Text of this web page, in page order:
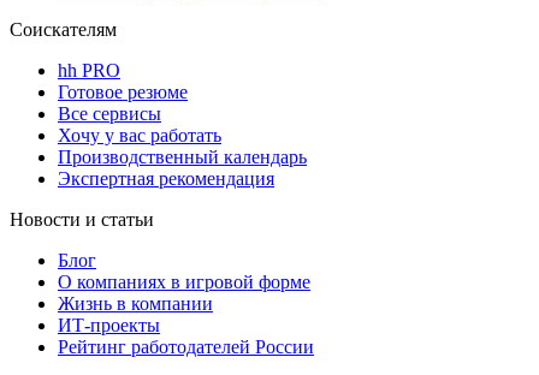
Соискателям
hh PRO
Готовое резюме
Все сервисы
Хочу у вас работать
Производственный календарь
Экспертная рекомендация
Новости и статьи
Блог
О компаниях в игровой форме
Жизнь в компании
ИТ-проекты
Рейтинг работодателей России